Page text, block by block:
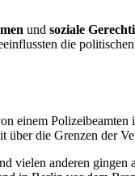
und soziale
die
einem
über die Grenzen der
anderen gingen